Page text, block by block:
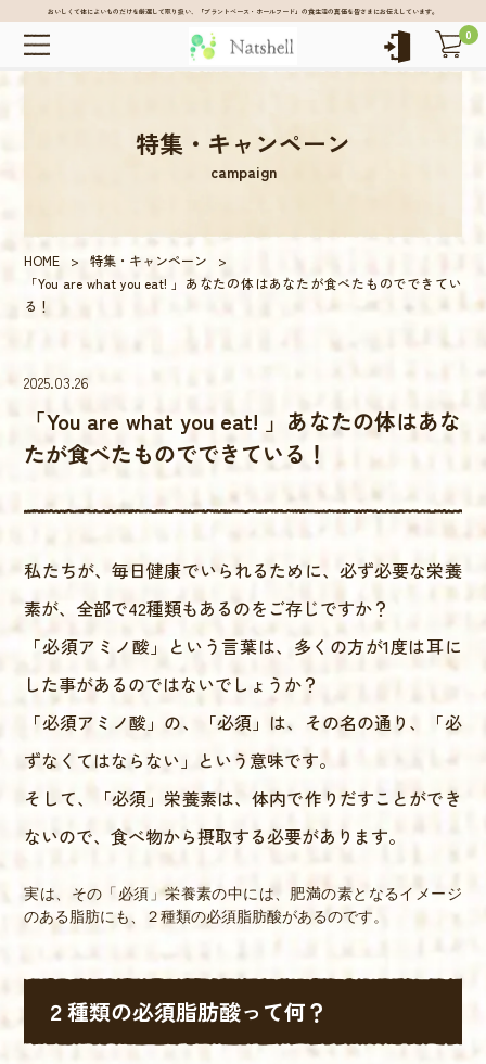
おいしくて体によいものだけを厳選して取り扱い、「プラントベース・ホールフード」の食生活の真価を皆さまにお伝えしています。
0
特集・キャンペーン
campaign
HOME > 特集・キャンペーン
>
「You are what you eat! 」あなたの体はあなたが食べたものでできてい
る！
2025.03.26
「You are what you eat! 」あなたの体はあな
たが食べたものでできている！
私たちが、毎日健康でいられるために、必ず必要な栄養
素が、全部で42種類もあるのをご存じですか？
「必須アミノ酸」という言葉は、多くの方が1度は耳に
した事があるのではないでしょうか？
「必須アミノ酸」の、「必須」は、その名の通り、「必
ずなくてはならない」という意味です。
そして、「必須」栄養素は、体内で作りだすことができ
ないので、食べ物から摂取する必要があります。
実は、その「必須」栄養素の中には、肥満の素となるイメージ
のある脂肪にも、２種類の必須脂肪酸があるのです。
２種類の必須脂肪酸って何？